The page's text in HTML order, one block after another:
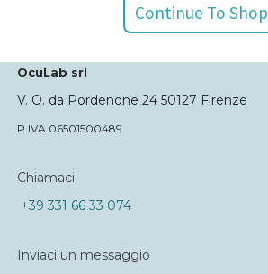
Continue To Shop
OcuLab srl
V. O. da Pordenone 24 50127 Firenze
P.IVA 06501500489
Chiamaci
+39 331 66 33 074
Inviaci un messaggio